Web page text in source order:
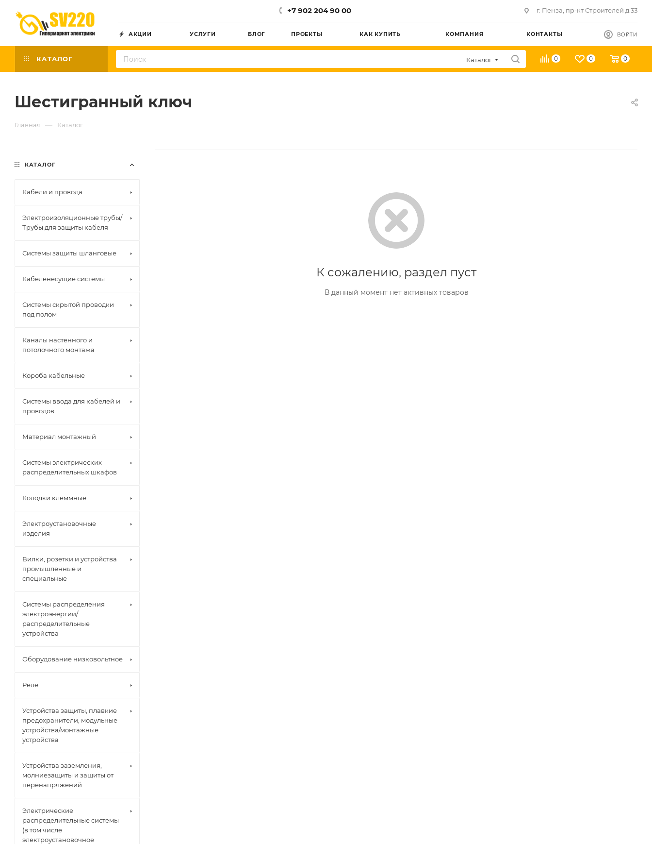
+7 902 204 90 00 г. Пенза, пр-кт Строителей д.33
АКЦИИ УСЛУГИ БЛОГ ПРОЕКТЫ КАК КУПИТЬ КОМПАНИЯ КОНТАКТЫ ВОЙТИ
КАТАЛОГ Каталог 0 0 0
Шестигранный ключ
Главная — Каталог
К сожалению, раздел пуст
В данный момент нет активных товаров
КАТАЛОГ
Кабели и провода
Электроизоляционные трубы/
Трубы для защиты кабеля
Системы защиты шланговые
Кабеленесущие системы
Системы скрытой проводки
под полом
Каналы настенного и
потолочного монтажа
Короба кабельные
Системы ввода для кабелей и
проводов
Материал монтажный
Системы электрических
распределительных шкафов
Колодки клеммные
Электроустановочные
изделия
Вилки, розетки и устройства
промышленные и
специальные
Системы распределения
электроэнергии/
распределительные
устройства
Оборудование низковольтное
Реле
Устройства защиты, плавкие
предохранители, модульные
устройства/монтажные
устройства
Устройства заземления,
молниезащиты и защиты от
перенапряжений
Электрические
распределительные системы
(в том числе
электроустановочное